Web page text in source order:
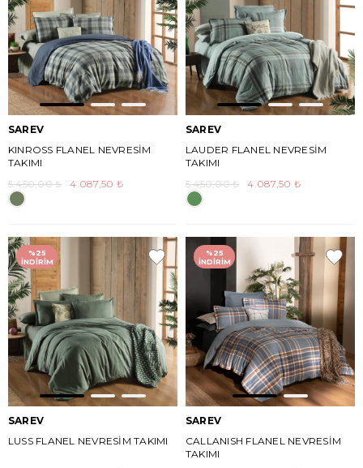
SAREV
KINROSS FLANEL NEVRESİM
TAKIMI
4.087,50 ₺
5.450,00 ₺
SAREV
LAUDER FLANEL NEVRESİM
TAKIMI
4.087,50 ₺
5.450,00 ₺
SAREV
LUSS FLANEL NEVRESİM TAKIMI
%25
İNDIRIM
SAREV
CALLANISH FLANEL NEVRESİM
TAKIMI
%25
İNDIRIM